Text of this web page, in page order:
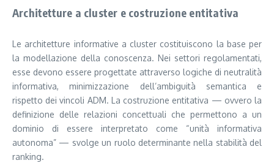
Architetture a cluster e costruzione entitativa
Le architetture informative a cluster costituiscono la base per
la modellazione della conoscenza. Nei settori regolamentati,
esse devono essere progettate attraverso logiche di neutralità
informativa, minimizzazione dell’ambiguità semantica e
rispetto dei vincoli ADM. La costruzione entitativa — ovvero la
definizione delle relazioni concettuali che permettono a un
dominio di essere interpretato come “unità informativa
autonoma” — svolge un ruolo determinante nella stabilità del
ranking.